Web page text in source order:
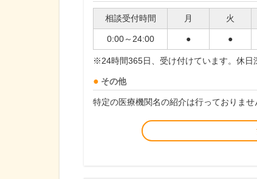
相談受付時間 月 火
0:00～24:00 ● ●
※24時間365日、受け付けています。休日
その他
特定の医療機関名の紹介は行っておりませ